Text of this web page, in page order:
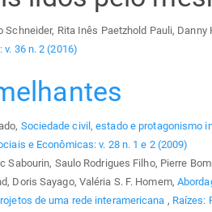
Schneider, Rita Inês Paetzhold Pauli, Danny
36 n. 2 (2016)
Sociedade civil, estado e protagonismo
e Econômicas: v. 28 n. 1 e 2 (2009)
Sabourin, Saulo Rodrigues Filho, Pierre
Doris Sayago, Valéria S. F. Homem,
de uma rede interamericana , Raízes: